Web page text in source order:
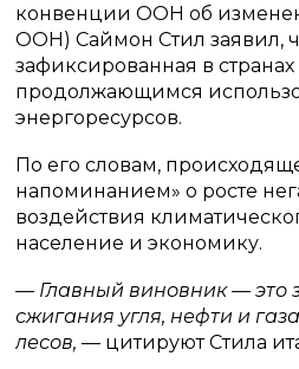
конвенции ООН об
ООН) Саймон Стил заявил,
зафиксированная в
продолжающимся
энергоресурсов.
По его словам,
напоминанием» о росте
воздействия
население и экономику.
— Главный виновник — это
сжигания угля, нефти и
лесов, — цитируют Стила